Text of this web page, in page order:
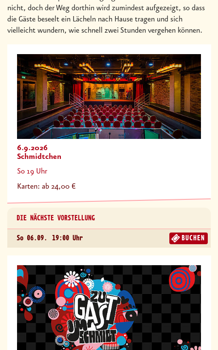
nicht, doch der Weg dorthin wird zumindest aufgezeigt, so dass
die Gäste beseelt ein Lächeln nach Hause tragen und sich
vielleicht wundern, wie schnell zwei Stunden vergehen können.
6.9.2026
Schmidtchen
So 19 Uhr
Karten: ab 24,00 €
DIE NÄCHSTE VORSTELLUNG
So 06.09. 19:00 Uhr BUCHEN